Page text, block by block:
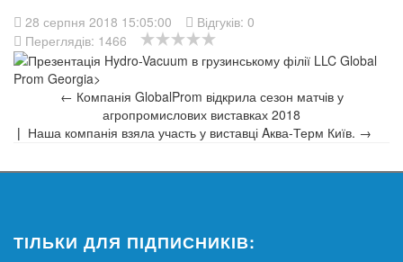
28 серпня 2018 15:05:00 Відгуків: 0
Переглядів: 1466
← Компанія GlobalProm відкрила сезон матчів у
агропромислових виставках 2018
| Наша компанія взяла участь у виставці Aква-Терм Київ. →
ТІЛЬКИ ДЛЯ ПІДПИСНИКІВ: